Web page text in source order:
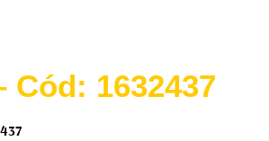
Cód: 1632437